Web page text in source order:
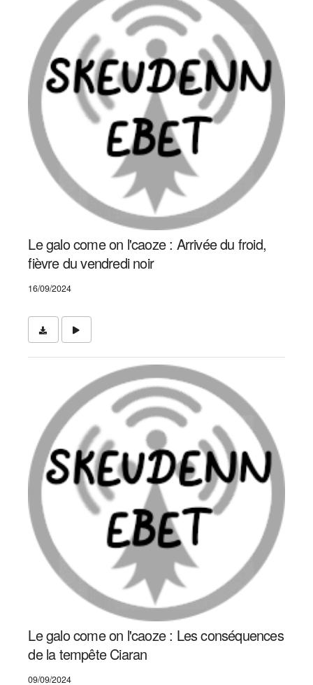
Le galo come on l'caoze : Arrivée du froid,
fièvre du vendredi noir
16/09/2024
Le galo come on l'caoze : Les conséquences
de la tempête Ciaran
09/09/2024